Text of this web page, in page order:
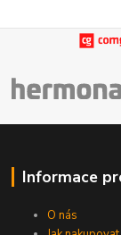
Informace
O nás